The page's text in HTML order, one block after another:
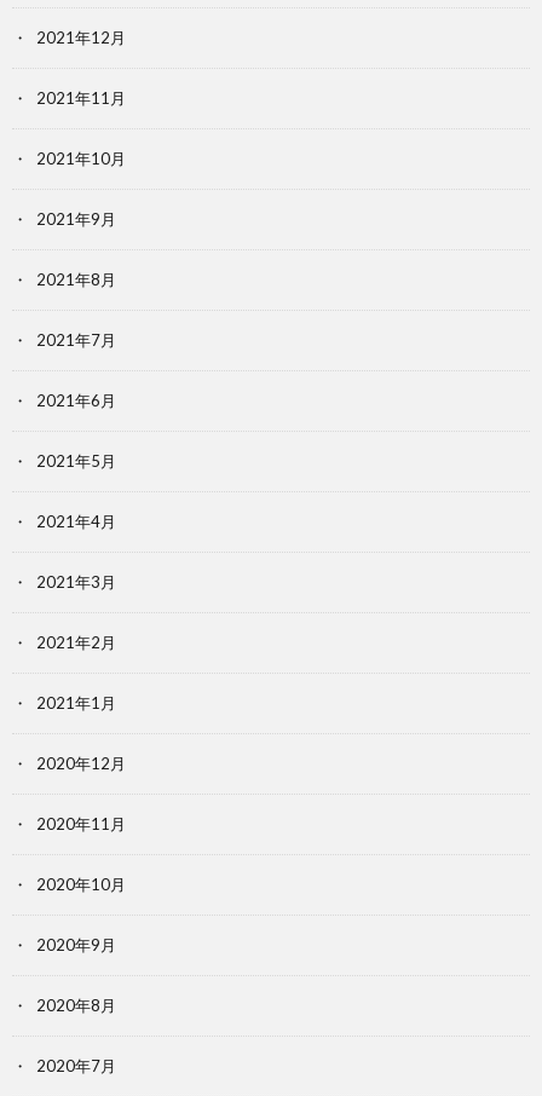
2021年12月
2021年11月
2021年10月
2021年9月
2021年8月
2021年7月
2021年6月
2021年5月
2021年4月
2021年3月
2021年2月
2021年1月
2020年12月
2020年11月
2020年10月
2020年9月
2020年8月
2020年7月